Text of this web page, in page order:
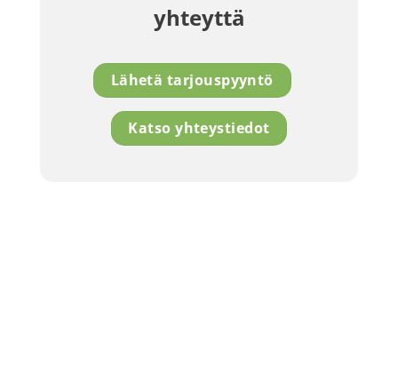
yhteyttä
Lähetä tarjouspyyntö
Katso yhteystiedot